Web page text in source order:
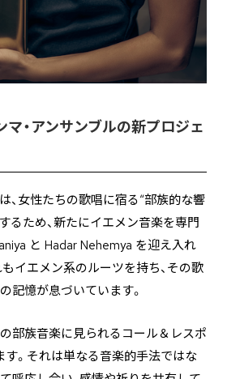
マ・アンサンブルの新プロジェ
、女性たちの歌唱に宿る“部族的な響
るため、新たにイエメン音楽を専門
と Hadar Nehemya を迎え入れ
イエメン系のルーツを持ち、その歌
記憶が息づいています。
部族音楽に見られるコール＆レスポ
す。それは単なる音楽的手法ではな